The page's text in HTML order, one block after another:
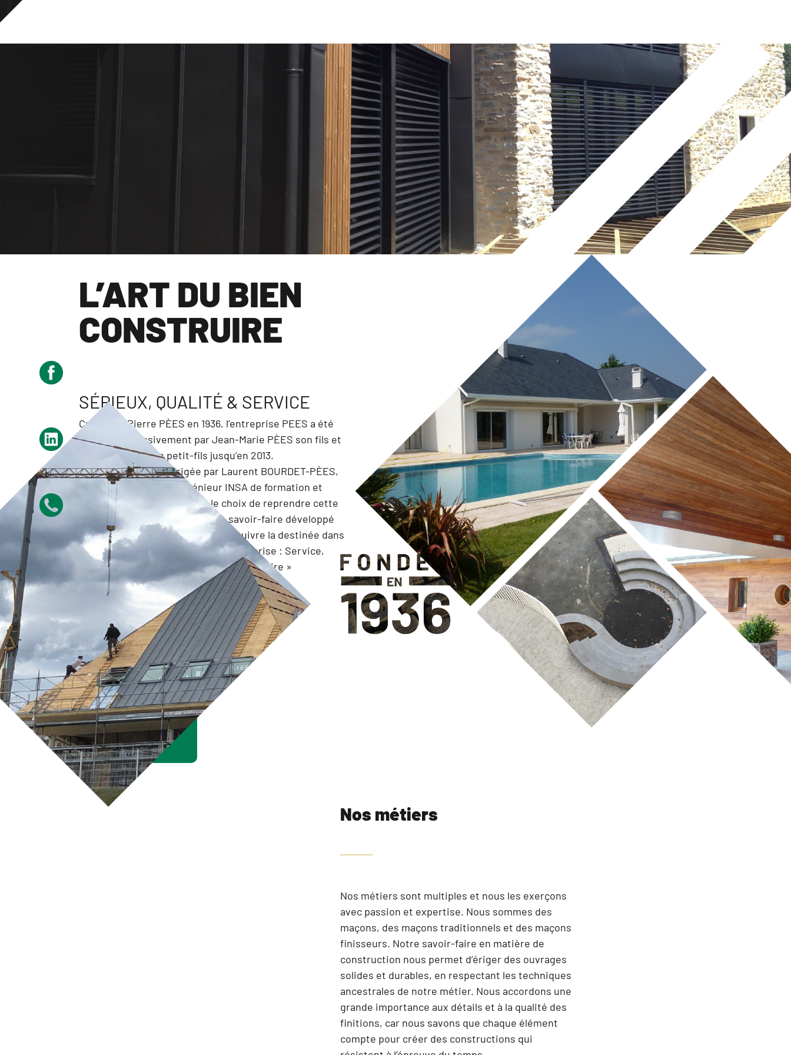
L’ART DU BIEN
CONSTRUIRE
SÉRIEUX, QUALITÉ & SERVICE
Créée par Pierre PÈES en 1936, l’entreprise PEES a été
dirigée successivement par Jean-Marie PÈES son fils et
Francis PÈES, son petit-fils jusqu’en 2013.
Elle est désormais dirigée par Laurent BOURDET-PÈES,
presque homonyme, Ingénieur INSA de formation et
natif de Lasseube, qui a fait le choix de reprendre cette
PME familiale, d’en perpétuer le savoir-faire développé
par trois générations et d’en poursuivre la destinée dans
la lignée des fondamentaux de l’entreprise : Service,
Sérieux, Qualité ou « l’art du bien construire »
CONTACTEZ-NOUS
Nos métiers
Nos métiers sont multiples et nous les exerçons
avec passion et expertise. Nous sommes des
maçons, des maçons traditionnels et des maçons
finisseurs. Notre savoir-faire en matière de
construction nous permet d’ériger des ouvrages
solides et durables, en respectant les techniques
ancestrales de notre métier. Nous accordons une
grande importance aux détails et à la qualité des
finitions, car nous savons que chaque élément
compte pour créer des constructions qui